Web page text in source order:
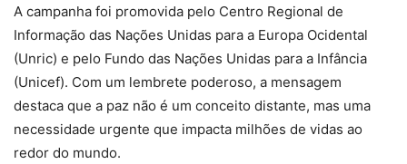
A campanha foi promovida pelo Centro Regional de
Informação das Nações Unidas para a Europa Ocidental
(Unric) e pelo Fundo das Nações Unidas para a Infância
(Unicef). Com um lembrete poderoso, a mensagem
destaca que a paz não é um conceito distante, mas uma
necessidade urgente que impacta milhões de vidas ao
redor do mundo.